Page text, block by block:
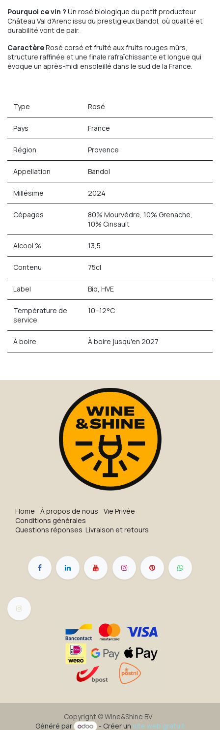
Pourquoi ce vin ? Un rosé biologique du petit producteur
Château Val d'Arenc issu du prestigieux Bandol, où qualité et
durabilité vont de pair.
CaractèreRosé corsé et fruité aux fruits rouges mûrs,
structure raffinée et une finale rafraîchissante et longue qui
évoque un après-midi ensoleillé dans le sud de la France.
Type Rosé
Pays France
Région Provence
Appellation Bandol
Millésime 2024
Cépages
80% Mourvèdre, 10% Grenache,
10% Cinsault
Alcool % 13,5
Contenu 75cl
Label Bio, HVE
Température de
service
10–12°C
À boire À boire jusqu'en 2027
H​o​me À propos de nous
Vie Privée
Conditions générales
Questions réponses Livraison et retours
Copyright ©Wine&Shine BV
Généré par
- Créer un site web gratuit